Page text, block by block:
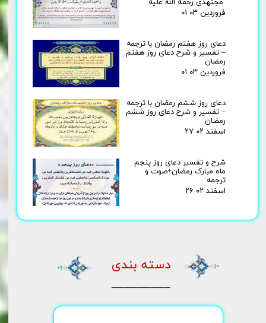
★★
۰۱ فروردین ۰۳
دعای روز هفتم رمضان با ترجمه
– تفسیر و شرح دعای روز هفتم
رمضان
۰۱ فروردین ۰۳
دعای روز ششم رمضان با ترجمه
– تفسیر و شرح دعای روز ششم
رمضان
۲۷ اسفند ۰۲
شرح و تفسیر دعای روز پنجم
ماه مبارک رمضان+صوت و
ترجمه
۲۶ اسفند ۰۲
دسته بندی
_________